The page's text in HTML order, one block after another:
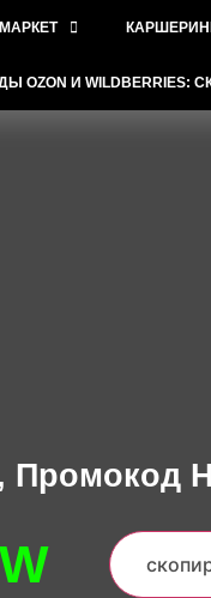
OZON И WILDBERRIES:
Промокод